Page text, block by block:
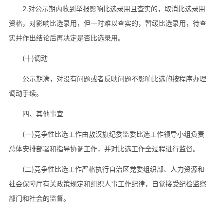
2.对公示期内收到举报影响比选录用且查实的，取消比选录用
资格，对影响比选录用，但一时难以查实的，暂缓比选录用，待查
实并作出结论后再决定是否比选录用。
(十)调动
公示期满，对没有问题或者反映问题不影响比选的按程序办理
调动手续。
四、其他事宜
(一)竞争性比选工作由敖汉旗纪委监委比选工作领导小组负责
总体安排部署和指导协调工作，并对比选工作全过程进行监督。
(二)竞争性比选工作严格执行自治区党委组织部、人力资源和
社会保障厅有关政策规定和组织人事工作纪律，自觉接受纪检监察
部门和社会的监督。